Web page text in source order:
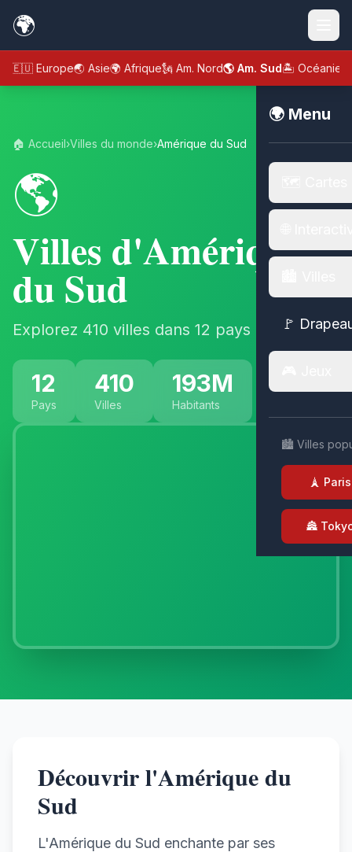
🌍
🇪🇺 Europe🌏 Asie🌍 Afrique🗽 Am. Nord🌎 Am. Sud🏝️ Océanie
🌍 Menu
🚩
🏙️ Villes
🗼 Paris
🏯
🏠 Accueil›Villes du monde›Amérique du Sud
🌎
Villes d'Amérique
du Sud
Explorez 410 villes dans 12 pays
12
Pays
410
Villes
193M
Habitants
Découvrir l'Amérique du
Sud
L'Amérique du Sud enchante par ses